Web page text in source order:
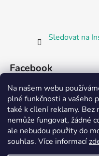
Na našem webu
plné funkčnosti a vašeho
také k cílení reklamy. Bez
nemůže fungovat, žádné
ale nebudou použity do
souhlas. Více informací
Sledovat na
Facebook
Partnerská